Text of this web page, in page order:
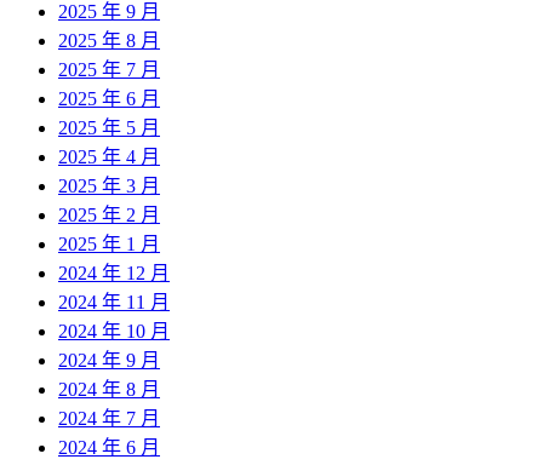
2025 年 9 月
2025 年 8 月
2025 年 7 月
2025 年 6 月
2025 年 5 月
2025 年 4 月
2025 年 3 月
2025 年 2 月
2025 年 1 月
2024 年 12 月
2024 年 11 月
2024 年 10 月
2024 年 9 月
2024 年 8 月
2024 年 7 月
2024 年 6 月